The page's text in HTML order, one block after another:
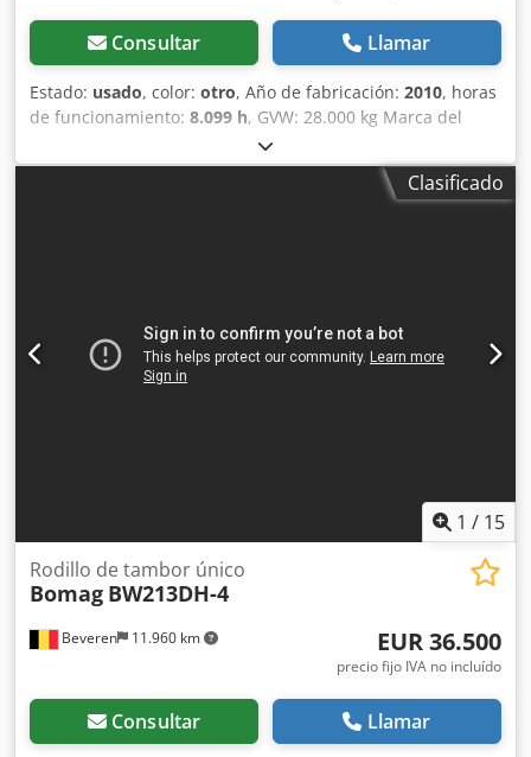
Consultar Llamar
Estado: usado, color: otro, Año de fabricación: 2010, horas
de funcionamiento: 8.099 h, GVW: 28.000 kg Marca del
motor: Deutz Marcado CE: sí Número de serie:
101583141318 ¡Máquinas en venta! Consulte nuestro sitio
web para ver una variedad de máquinas listas para la
Contáctenos y se las enviaremos de inmediato. Le
atendemos en holandés, inglés, francés, alemán, español y
ruso. Descubra nuestra amplia gama de máquinas fiables.
Clasificado
1 / 15
Beveren 11.960 km
Rodillo de tambor único
Bomag BW213DH-4
EUR 36.500
precio fijo IVA no incluído
Consultar Llamar